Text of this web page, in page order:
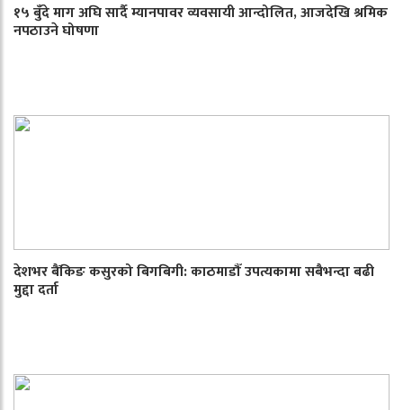
१५ बुँदे माग अघि सार्दै म्यानपावर व्यवसायी आन्दोलित, आजदेखि श्रमिक
नपठाउने घोषणा
देशभर बैंकिङ कसुरको बिगबिगी: काठमाडौँ उपत्यकामा सबैभन्दा बढी
मुद्दा दर्ता